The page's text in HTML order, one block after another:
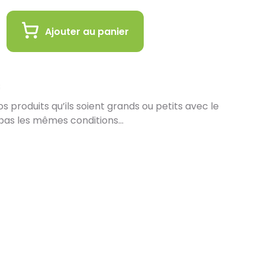
Ajouter au panier
produits qu’ils soient grands ou petits avec le
les mêmes conditions…